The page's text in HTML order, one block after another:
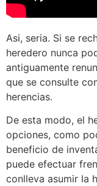
Asi, seria. Si se
heredero nunca
antiguamente
que se consulte
herencias.
De esta modo, el
opciones, como
beneficio de
puede efectuar
conlleva asumir la